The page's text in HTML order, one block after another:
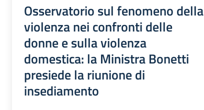
Osservatorio sul fenomeno della
violenza nei confronti delle
donne e sulla violenza
domestica: la Ministra Bonetti
presiede la riunione di
insediamento